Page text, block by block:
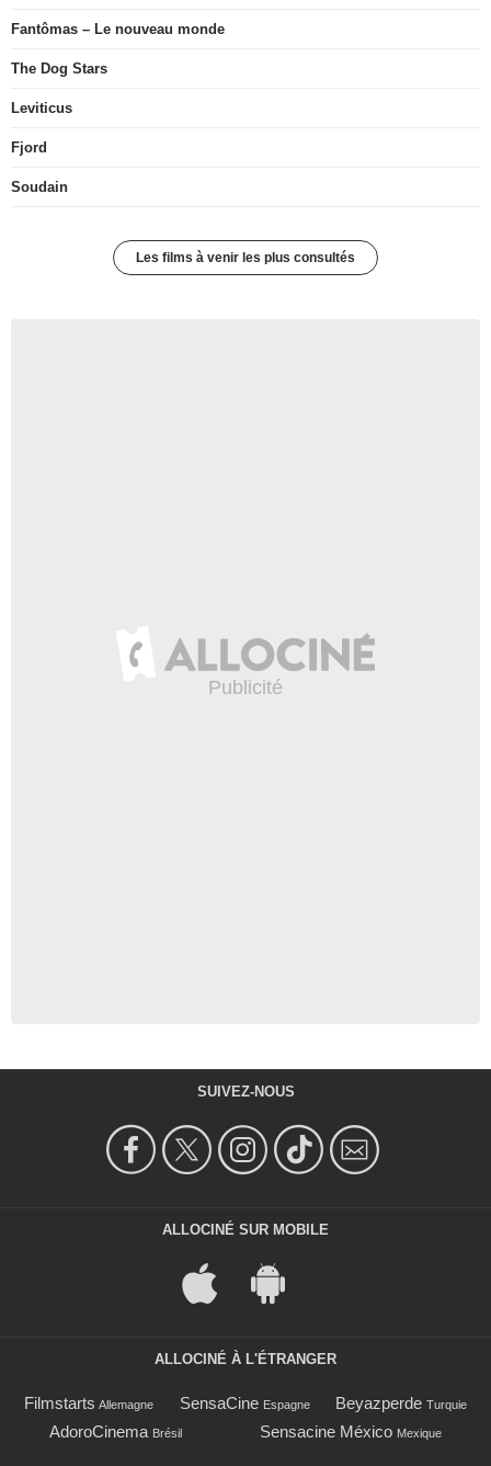
Fantômas – Le nouveau monde
The Dog Stars
Leviticus
Fjord
Soudain
Les films à venir les plus consultés
SUIVEZ-NOUS
ALLOCINÉ SUR MOBILE
ALLOCINÉ À L'ÉTRANGER
Filmstarts Allemagne SensaCine Espagne Beyazperde Turquie
AdoroCinema Brésil Sensacine México Mexique